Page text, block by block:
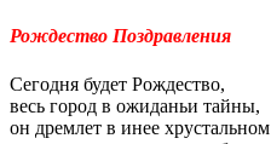
Рождество Поздравления
Сегодня будет Рождество,
весь город в ожиданьи тайны,
он дремлет в инее хрустальном